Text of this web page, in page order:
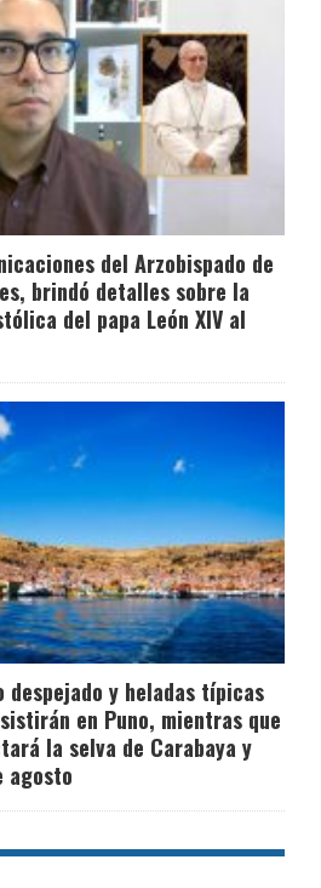
del Arzobispado de
brindó detalles sobre la
del papa León XIV al
despejado y heladas típicas
en Puno, mientras que
la selva de Carabaya y
agosto